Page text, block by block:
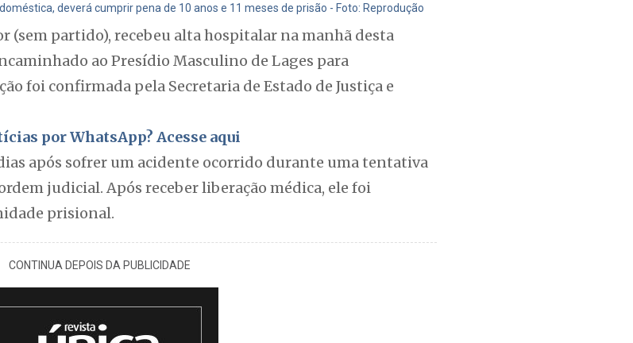
deverá cumprir pena de 10 anos e 11 meses de prisão - Foto: Reprodução
(sem partido), recebeu alta hospitalar na manhã desta
ao Presídio Masculino de Lages para
foi confirmada pela Secretaria de Estado de Justiça e
por WhatsApp? Acesse aqui
após sofrer um acidente ocorrido durante uma tentativa
judicial. Após receber liberação médica, ele foi
prisional.
CONTINUA DEPOIS DA PUBLICIDADE